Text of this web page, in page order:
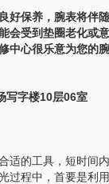
保养，腕表将伴
会受到垫圈老化或
中心很乐意为您的
写字楼10层06室
的工具，短时间
过程中，首要是利